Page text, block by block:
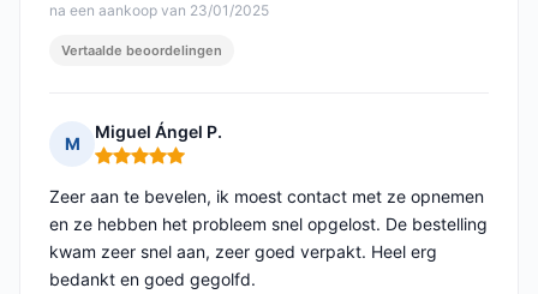
na een aankoop van 23/01/2025
Vertaalde beoordelingen
M
Miguel Ángel P.
Opmerking: 5 van 5
Zeer aan te bevelen, ik moest contact met ze opnemen
en ze hebben het probleem snel opgelost. De bestelling
kwam zeer snel aan, zeer goed verpakt. Heel erg
bedankt en goed gegolfd.